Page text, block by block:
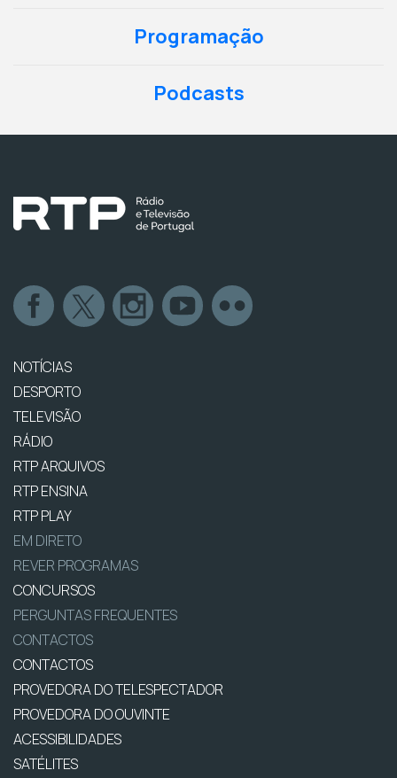
Programação
Podcasts
NOTÍCIAS
DESPORTO
TELEVISÃO
RÁDIO
RTP ARQUIVOS
RTP ENSINA
RTP PLAY
EM DIRETO
REVER PROGRAMAS
CONCURSOS
PERGUNTAS FREQUENTES
CONTACTOS
CONTACTOS
PROVEDORA DO TELESPECTADOR
PROVEDORA DO OUVINTE
ACESSIBILIDADES
SATÉLITES